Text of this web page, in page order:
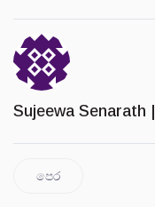
Sujeewa Senarath |
පෙර